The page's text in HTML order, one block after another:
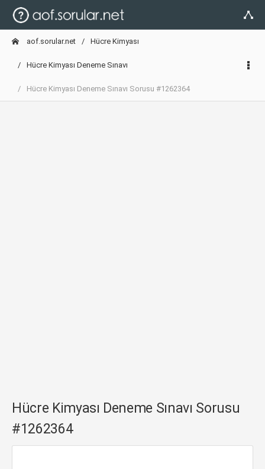
aof.sorular.net Hücre Kimyası
Hücre Kimyası Deneme Sınavı
Hücre Kimyası Deneme Sınavı Sorusu #1262364
Hücre Kimyası Deneme Sınavı Sorusu
#1262364